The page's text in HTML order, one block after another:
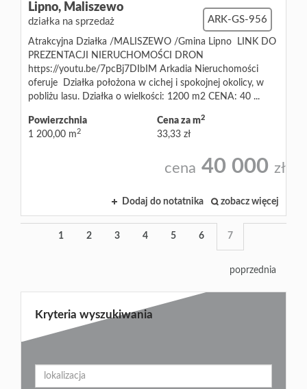
Lipno, Maliszewo
działka na sprzedaż ARK-GS-956
Atrakcyjna Działka /MALISZEWO /Gmina Lipno LINK DO
PREZENTACJI NIERUCHOMOŚCI DRON
https://youtu.be/7pcBj7DIbIM Arkadia Nieruchomości
oferuje Działka położona w cichej i spokojnej okolicy, w
pobliżu lasu. Działka o wielkości: 1200 m2 CENA: 40 ...
Powierzchnia
1 200,00 m 2
Cena za m2
33,33 zł
cena 40 000 zł
Dodaj do notatnika zobacz więcej
1 2 3 4 5 6 7
poprzednia
Kryteria wyszukiwania